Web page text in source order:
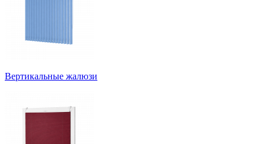
Вертикальные жалюзи